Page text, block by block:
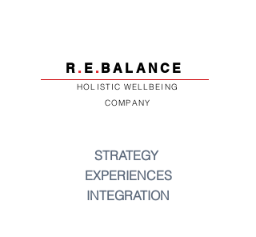
R . E . BALANCE
HOLISTIC WELLBEING
COMPANY
STRATEGY
EXPERIENCES
INTEGRATION